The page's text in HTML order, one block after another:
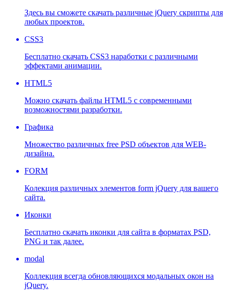
Здесь вы сможете скачать различные jQuery скрипты для
любых проектов.
CSS3
Бесплатно скачать CSS3 наработки с различными
эффектами анимации.
HTML5
Можно скачать файлы HTML5 с современными
возможностями разработки.
Графика
Множество различных free PSD объектов для WEB-
дизайна.
FORM
Колекция различных элементов form jQuery для вашего
сайта.
Иконки
Бесплатно скачать иконки для сайта в форматах PSD,
PNG и так далее.
modal
Коллекция всегда обновляющихся модальных окон на
jQuery.